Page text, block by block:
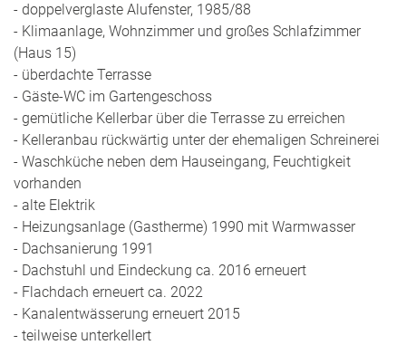
- doppelverglaste Alufenster, 1985/88
- Klimaanlage, Wohnzimmer und großes Schlafzimmer
(Haus 15)
- überdachte Terrasse
- Gäste-WC im Gartengeschoss
- gemütliche Kellerbar über die Terrasse zu erreichen
- Kelleranbau rückwärtig unter der ehemaligen Schreinerei
- Waschküche neben dem Hauseingang, Feuchtigkeit
vorhanden
- alte Elektrik
- Heizungsanlage (Gastherme) 1990 mit Warmwasser
- Dachsanierung 1991
- Dachstuhl und Eindeckung ca. 2016 erneuert
- Flachdach erneuert ca. 2022
- Kanalentwässerung erneuert 2015
- teilweise unterkellert